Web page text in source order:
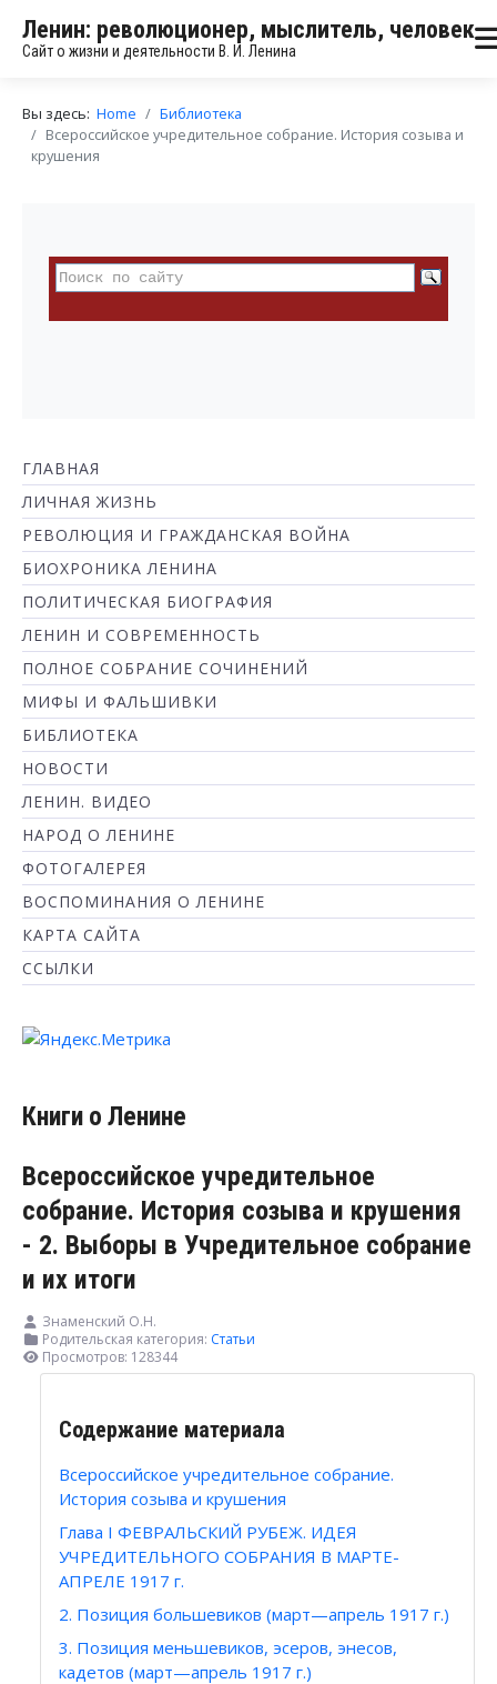
Ленин: революционер, мыслитель, человек
Сайт о жизни и деятельности В. И. Ленина
Вы здесь: Home
Библиотека
Всероссийское учредительное собрание. История созыва и
крушения
ГЛАВНАЯ
ЛИЧНАЯ ЖИЗНЬ
РЕВОЛЮЦИЯ И ГРАЖДАНСКАЯ ВОЙНА
БИОХРОНИКА ЛЕНИНА
ПОЛИТИЧЕСКАЯ БИОГРАФИЯ
ЛЕНИН И СОВРЕМЕННОСТЬ
ПОЛНОЕ СОБРАНИЕ СОЧИНЕНИЙ
МИФЫ И ФАЛЬШИВКИ
БИБЛИОТЕКА
НОВОСТИ
ЛЕНИН. ВИДЕО
НАРОД О ЛЕНИНЕ
ФОТОГАЛЕРЕЯ
ВОСПОМИНАНИЯ О ЛЕНИНЕ
КАРТА САЙТА
ССЫЛКИ
Книги о Ленине
Всероссийское учредительное
собрание. История созыва и крушения
- 2. Выборы в Учредительное собрание
и их итоги
Знаменский О.Н.
Родительская категория: Статьи
Просмотров: 128344
Содержание материала
Всероссийское учредительное собрание.
История созыва и крушения
Глава I ФЕВРАЛЬСКИЙ РУБЕЖ. ИДЕЯ
УЧРЕДИТЕЛЬНОГО СОБРАНИЯ В МАРТЕ-
АПРЕЛЕ 1917 г.
2. Позиция большевиков (март—апрель 1917 г.)
3. Позиция меньшевиков, эсеров, энесов,
кадетов (март—апрель 1917 г.)